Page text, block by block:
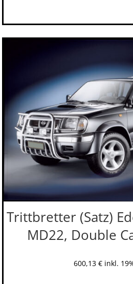
Trittbretter (Satz)
MD22, Double
600,13 € inkl.